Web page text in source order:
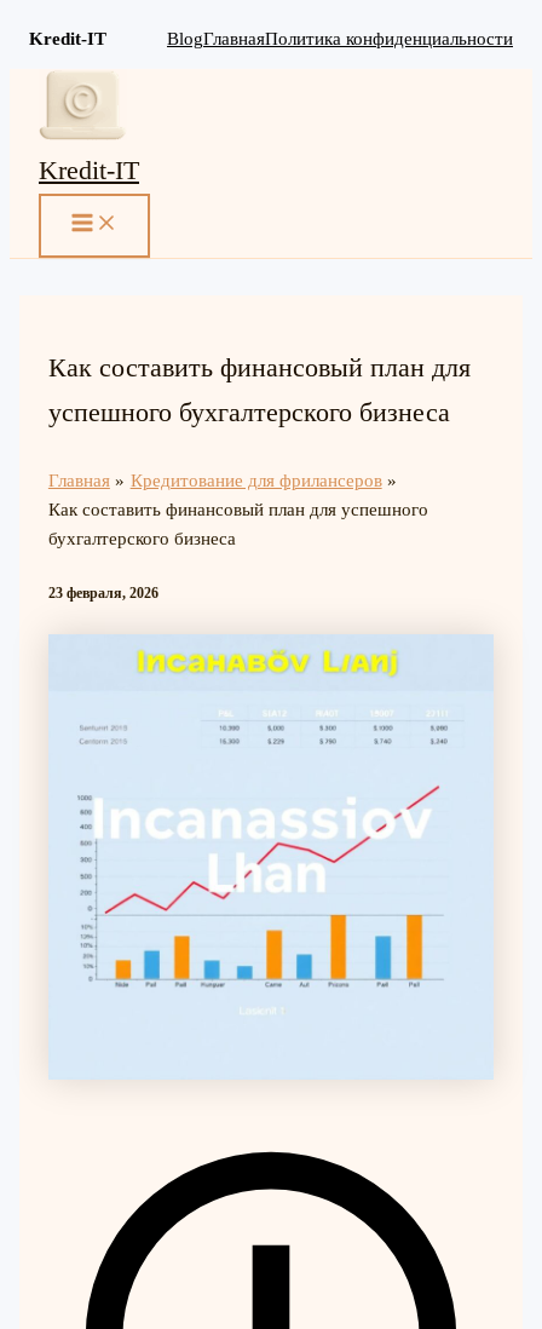
Kredit-IT BlogГлавнаяПолитика конфиденциальности
Перейти
содержимому
Kredit-IT
MAIN
Как составить финансовый план для
успешного бухгалтерского бизнеса
Главная
Кредитование для фрилансеров
Как составить финансовый план для успешного
бухгалтерского бизнеса
23 февраля, 2026